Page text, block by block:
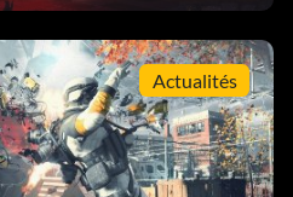
Actualités